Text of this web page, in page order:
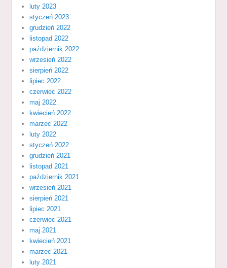
luty 2023
styczeń 2023
grudzień 2022
listopad 2022
październik 2022
wrzesień 2022
sierpień 2022
lipiec 2022
czerwiec 2022
maj 2022
kwiecień 2022
marzec 2022
luty 2022
styczeń 2022
grudzień 2021
listopad 2021
październik 2021
wrzesień 2021
sierpień 2021
lipiec 2021
czerwiec 2021
maj 2021
kwiecień 2021
marzec 2021
luty 2021